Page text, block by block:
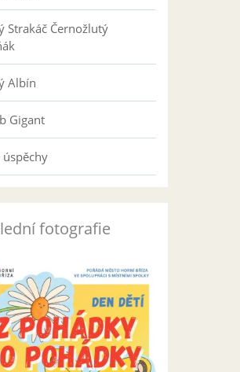
Strakáč Černožlutý
Albín
Gigant
úspěchy
fotografie